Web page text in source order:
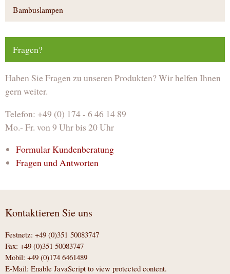
Bambuslampen
Fragen?
Haben Sie Fragen zu unseren Produkten? Wir helfen Ihnen
gern weiter.
Telefon: +49 (0) 174 - 6 46 14 89
Mo.- Fr. von 9 Uhr bis 20 Uhr
Formular Kundenberatung
Fragen und Antworten
Kontaktieren Sie uns
Festnetz: +49 (0)351 50083747
Fax: +49 (0)351 50083747
Mobil: +49 (0)174 6461489
E-Mail: Enable JavaScript to view protected content.